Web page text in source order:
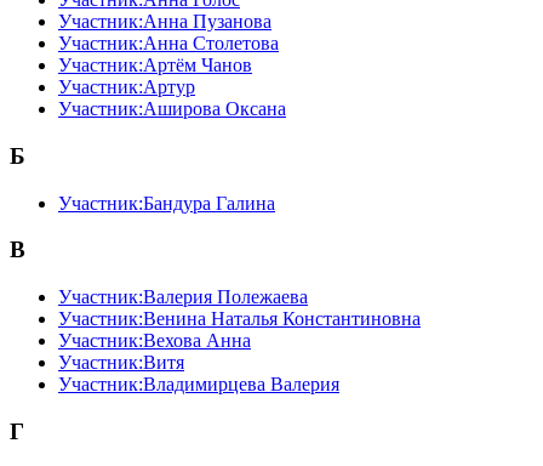
Участник:Анна Пузанова
Участник:Анна Столетова
Участник:Артём Чанов
Участник:Артур
Участник:Аширова Оксана
Б
Участник:Бандура Галина
В
Участник:Валерия Полежаева
Участник:Венина Наталья Константиновна
Участник:Вехова Анна
Участник:Витя
Участник:Владимирцева Валерия
Г